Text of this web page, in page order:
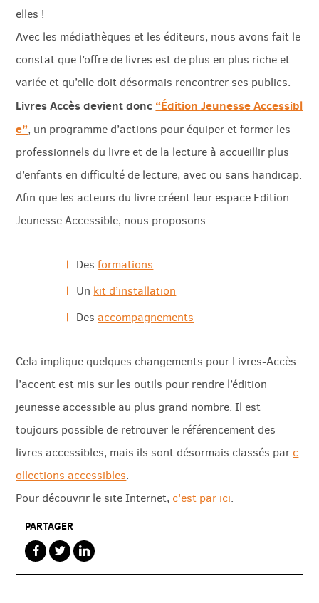
elles !
Avec les médiathèques et les éditeurs, nous avons fait le
constat que l’offre de livres est de plus en plus riche et
variée et qu’elle doit désormais rencontrer ses publics.
Livres Accès devient donc “Édition Jeunesse Accessibl
e”, un programme d’actions pour équiper et former les
professionnels du livre et de la lecture à accueillir plus
d’enfants en difficulté de lecture, avec ou sans handicap.
Afin que les acteurs du livre créent leur espace Edition
Jeunesse Accessible, nous proposons :
Desformations
Un kit d’installation
Desaccompagnements
Cela implique quelques changements pour Livres-Accès :
l’accent est mis sur les outils pour rendre l’édition
jeunesse accessible au plus grand nombre. Il est
toujours possible de retrouver le référencement des
livres accessibles, mais ils sont désormais classés par c
ollections accessibles.
Pour découvrir le site Internet, c'est par ici.
PARTAGER
sur
facebook
sur
twitterbird
sur
linkedin